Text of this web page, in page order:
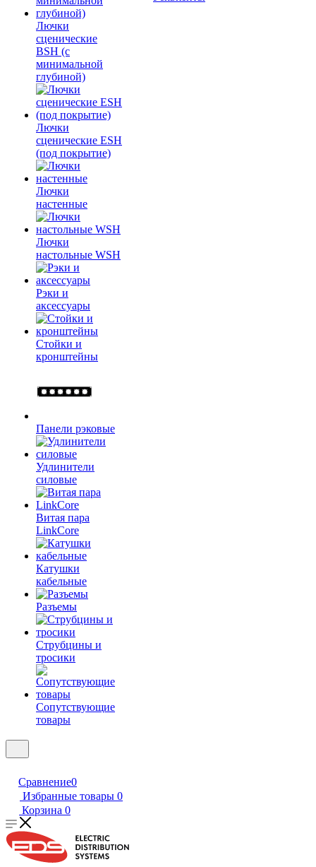
Лючки
сценические
BSH (с
минимальной
глубиной)
Лючки
сценические ESH
(под покрытие)
Лючки
настенные
Лючки
настольные WSH
Рэки и
аксессуары
Стойки и
кронштейны
Панели рэковые
Удлинители
силовые
Витая пара
LinkCore
Катушки
кабельные
Разъемы
Струбцины и
тросики
Сопутствующие
товары
Сравнение0
Избранные товары 0
Корзина 0